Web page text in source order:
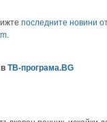
последните новини
ТВ-програма.BG